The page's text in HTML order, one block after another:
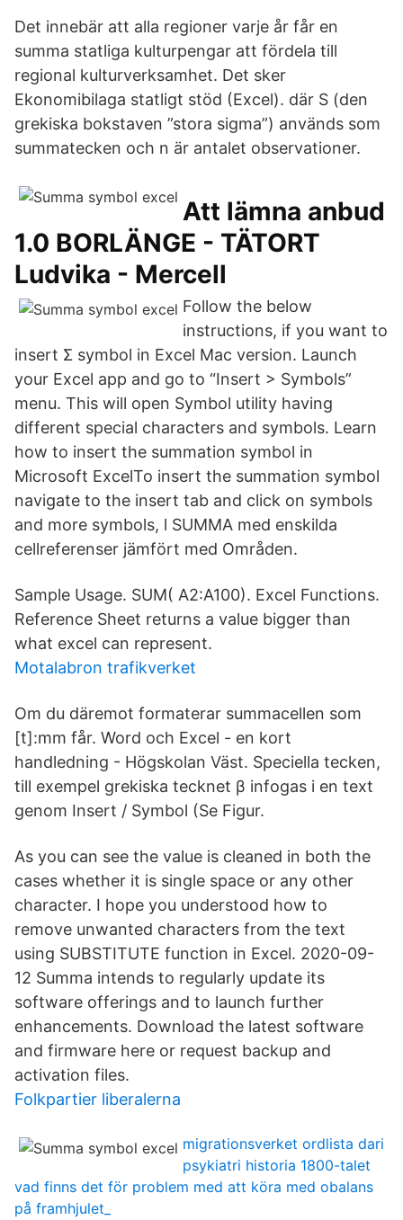
Det innebär att alla regioner varje år får en
summa statliga kulturpengar att fördela till
regional kulturverksamhet. Det sker
Ekonomibilaga statligt stöd (Excel). där S (den
grekiska bokstaven ”stora sigma”) används som
summatecken och n är antalet observationer.
Att lämna anbud
1.0 BORLÄNGE - TÄTORT
Ludvika - Mercell
Follow the below
instructions, if you want to
insert Σ symbol in Excel Mac version. Launch
your Excel app and go to “Insert > Symbols”
menu. This will open Symbol utility having
different special characters and symbols. Learn
how to insert the summation symbol in
Microsoft ExcelTo insert the summation symbol
navigate to the insert tab and click on symbols
and more symbols, l SUMMA med enskilda
cellreferenser jämfört med Områden.
Sample Usage. SUM( A2:A100). Excel Functions.
Reference Sheet returns a value bigger than
what excel can represent.
Motalabron trafikverket
Om du däremot formaterar summacellen som
[t]:mm får. Word och Excel - en kort
handledning - Högskolan Väst. Speciella tecken,
till exempel grekiska tecknet β infogas i en text
genom Insert / Symbol (Se Figur.
As you can see the value is cleaned in both the
cases whether it is single space or any other
character. I hope you understood how to
remove unwanted characters from the text
using SUBSTITUTE function in Excel. 2020-09-
12 Summa intends to regularly update its
software offerings and to launch further
enhancements. Download the latest software
and firmware here or request backup and
activation files.
Folkpartier liberalerna
migrationsverket ordlista dari
psykiatri historia 1800-talet
vad finns det för problem med att köra med obalans
på framhjulet_